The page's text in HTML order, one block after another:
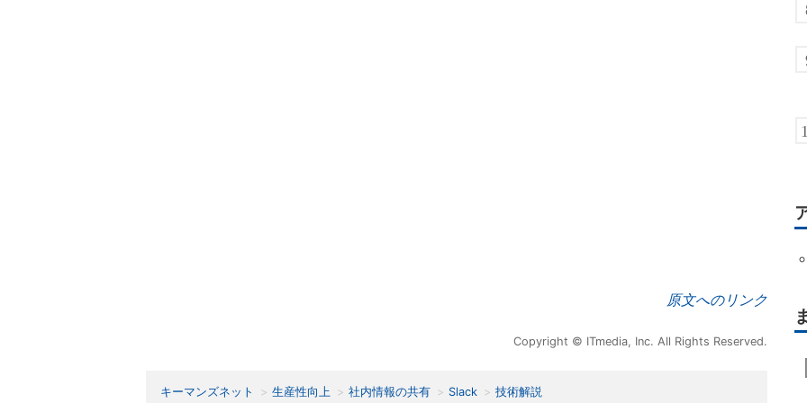
原文へのリンク
Copyright © ITmedia, Inc. All Rights Reserved.
キーマンズネット 生産性向上 社内情報の共有 Slack 技術解説